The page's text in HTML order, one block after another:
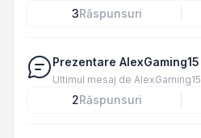
3Răspunsuri
Prezentare AlexGaming15
Ultimul mesaj de AlexGaming15
2Răspunsuri